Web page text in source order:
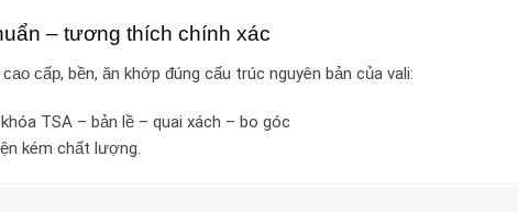
– tương thích chính xác
cao cấp, bền, ăn khớp đúng cấu trúc nguyên bản của vali:
TSA – bản lề – quai xách – bo góc
kém chất lượng.